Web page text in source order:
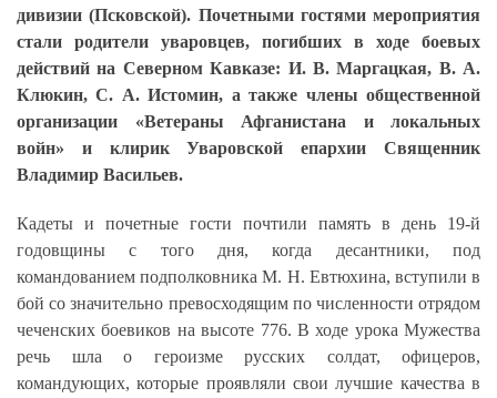
дивизии (Псковской). Почетными гостями мероприятия
стали родители уваровцев, погибших в ходе боевых
действий на Северном Кавказе: И. В. Маргацкая, В. А.
Клюкин, С. А. Истомин, а также члены общественной
организации «Ветераны Афганистана и локальных
войн» и клирик Уваровской епархии Священник
Владимир Васильев.
Кадеты и почетные гости почтили память в день 19-й
годовщины с того дня, когда десантники, под
командованием подполковника М. Н. Евтюхина, вступили в
бой со значительно превосходящим по численности отрядом
чеченских боевиков на высоте 776. В ходе урока Мужества
речь шла о героизме русских солдат, офицеров,
командующих, которые проявляли свои лучшие качества в